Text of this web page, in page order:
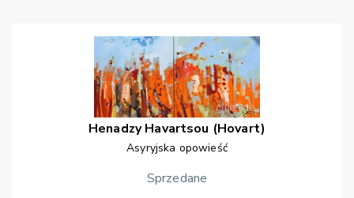
Henadzy Havartsou (Hovart)
Asyryjska opowieść
Sprzedane